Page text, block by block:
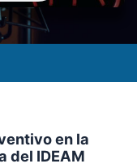
en la
del IDEAM